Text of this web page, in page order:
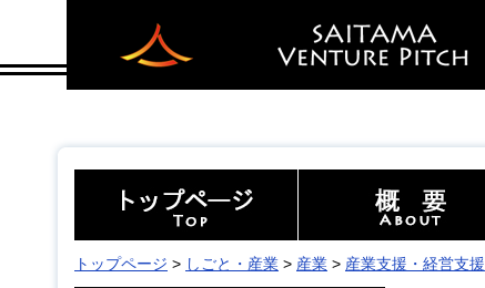
埼玉ベンチャーピッチ
トップページ > しごと・産業 > 産業 > 産業支援・経営支援